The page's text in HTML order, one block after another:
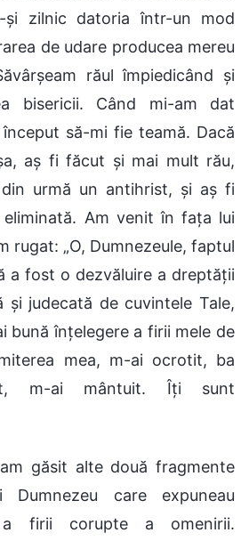
și zilnic datoria într-un mod
de udare producea mereu
răul împiedicând și
bisericii. Când mi-am dat
să-mi fie teamă. Dacă
aș fi făcut și mai mult rău,
urmă un antihrist, și aș fi
Am venit în fața lui
rugat: „O, Dumnezeule, faptul
a fost o dezvăluire a dreptății
și judecată de cuvintele Tale,
bună înțelegere a firii mele de
mea, m-ai ocrotit, ba
m-ai mântuit. Îți sunt
găsit alte două fragmente
care expuneau
firii corupte a omenirii.